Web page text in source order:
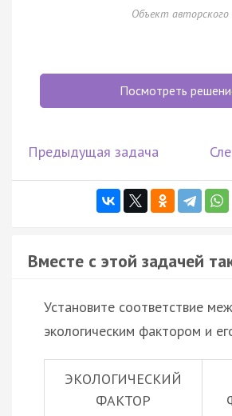
Объект
Посмотреть
Предыдущая задача
Вместе с этой задачей
Установите соответствие
экологическим фактором и
ЭКОЛОГИЧЕСКИЙ
ФАКТОР